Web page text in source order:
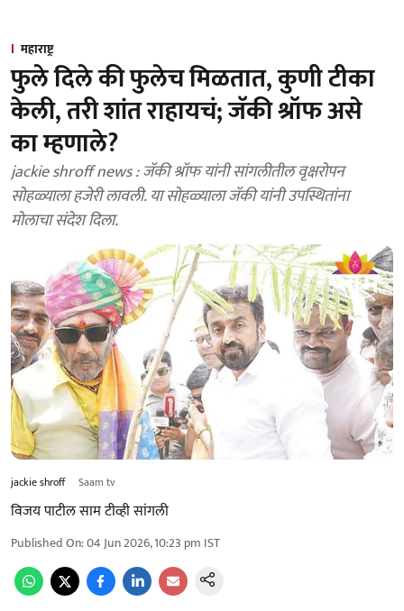
महाराष्ट्र
फुले दिले की फुलेच मिळतात, कुणी टीका
केली, तरी शांत राहायचं; जॅकी श्रॉफ असे
का म्हणाले?
jackie shroff news : जॅकी श्रॉफ यांनी सांगलीतील वृक्षरोपन
सोहळ्याला हजेरी लावली. या सोहळ्याला जॅकी यांनी उपस्थितांना
मोलाचा संदेश दिला.
jackie shroff Saam tv
विजय पाटील साम टीव्ही सांगली
Published On:04 Jun 2026, 10:23 pm IST